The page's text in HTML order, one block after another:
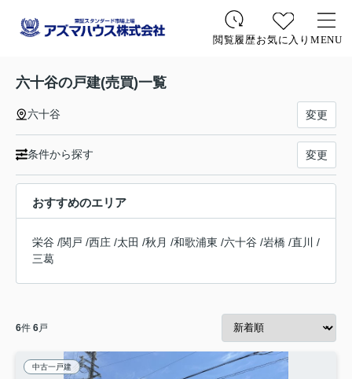
閲覧履歴お気に入り MENU
六十谷の戸建(売買)一覧
六十谷 変更
条件から探す 変更
おすすめのエリア
栄谷 /関戸 /西庄 /太田 /秋月 /和歌浦東 /六十谷 /岩橋 /直川 /
三葛
6件 6戸
中古一戸建